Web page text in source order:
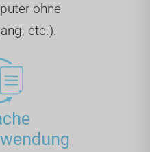
ohne
etc.).